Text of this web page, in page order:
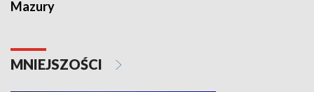
Mazury
MNIEJSZOŚCI